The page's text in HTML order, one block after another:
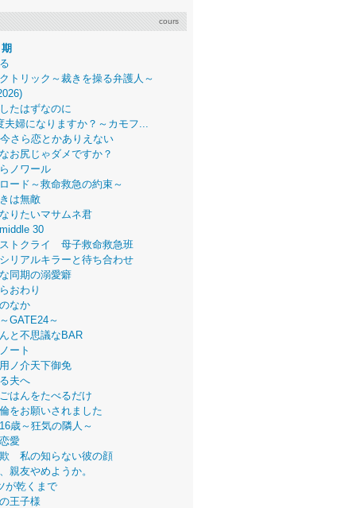
cours
トリック～裁きを操る弁護人～
たはずなのに
夫婦になりますか？～カモフ...
さら恋とかありえない
お尻じゃダメですか？
ノワール
ード～救命救急の約束～
は無敵
りたいマサムネ君
30
トクライ 母子救命救急班
リアルキラーと待ち合わせ
同期の溺愛癖
おわり
なか
GATE24～
と不思議なBAR
ート
ノ介天下御免
夫へ
はんをたべるだけ
をお願いされました
歳～狂気の隣人～
愛
私の知らない彼の顔
親友やめようか。
が乾くまで
王子様